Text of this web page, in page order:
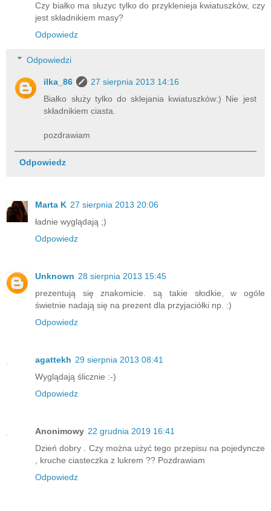
Czy białko ma słuzyc tylko do przyklenieja kwiatuszków, czy
jest składnikiem masy?
Odpowiedz
Odpowiedzi
ilka_86
27 sierpnia 2013 14:16
Białko służy tylko do sklejania kwiatuszków:) Nie jest
składnikiem ciasta.
pozdrawiam
Odpowiedz
Marta K 27 sierpnia 2013 20:06
ładnie wyglądają ;)
Odpowiedz
Unknown 28 sierpnia 2013 15:45
prezentują się znakomicie. są takie słodkie, w ogóle
świetnie nadają się na prezent dla przyjaciółki np. :)
Odpowiedz
agattekh 29 sierpnia 2013 08:41
Wyglądają ślicznie :-)
Odpowiedz
Anonimowy 22 grudnia 2019 16:41
Dzień dobry . Czy można użyć tego przepisu na pojedyncze
, kruche ciasteczka z lukrem ?? Pozdrawiam
Odpowiedz